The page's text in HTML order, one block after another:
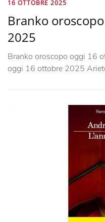
16 OTTOBRE 2025
Branko
2025
Branko oroscopo oggi 16
oggi 16 ottobre 2025